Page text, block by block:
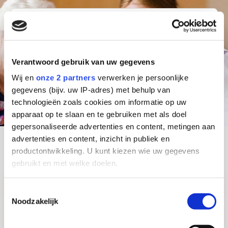
Verantwoord gebruik van uw gegevens
Wij en onze 2 partners verwerken je persoonlijke
gegevens (bijv. uw IP-adres) met behulp van
technologieën zoals cookies om informatie op uw
apparaat op te slaan en te gebruiken met als doel
gepersonaliseerde advertenties en content, metingen aan
advertenties en content, inzicht in publiek en
productontwikkeling. U kunt kiezen wie uw gegevens
gebruikt en met welke doelen.
Informatie verzamelen over uw geografische
Uw apparaat identificeren door het actief te
Noodzakelijk
Waar ben je naar op zoek?
Stad of postcode
Zoeken
Alle vacatures
Direct door naar:
Bekijk
over